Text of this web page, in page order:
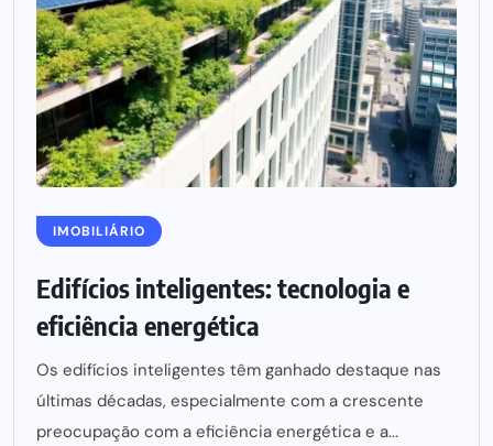
IMOBILIÁRIO
Edifícios inteligentes: tecnologia e
eficiência energética
Os edifícios inteligentes têm ganhado destaque nas
últimas décadas, especialmente com a crescente
preocupação com a eficiência energética e a...